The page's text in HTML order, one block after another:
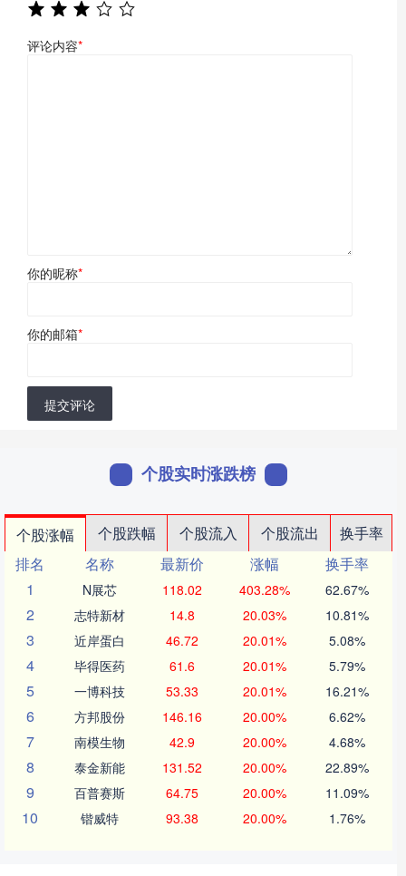
评论内容*
你的昵称*
你的邮箱*
提交评论
个股实时涨跌榜
个股涨幅 个股跌幅 个股流入 个股流出
换手率
排名
名称 最新价 涨幅
换手率
1
N展芯 118.02 403.28% 62.67%
2 志特新材 14.8 20.03% 10.81%
3 近岸蛋白 46.72 20.01% 5.08%
4 毕得医药 61.6 20.01% 5.79%
5 一博科技 53.33 20.01% 16.21%
6 方邦股份 146.16 20.00% 6.62%
7 南模生物 42.9 20.00% 4.68%
8 泰金新能 131.52 20.00% 22.89%
9 百普赛斯 64.75 20.00% 11.09%
10 锴威特 93.38 20.00% 1.76%